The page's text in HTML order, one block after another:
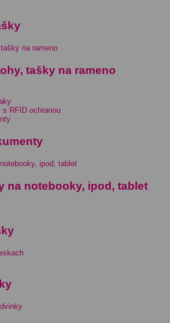
tašky na rameno
s RFID ochranou
na notebooky, ipod, tablet